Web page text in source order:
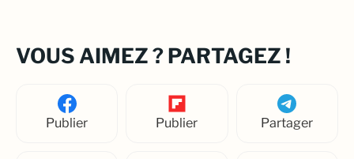
VOUS AIMEZ ? PARTAGEZ !
Publier Publier Partager